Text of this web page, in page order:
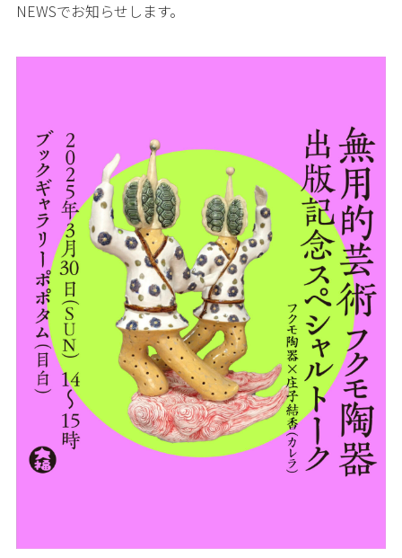
NEWSでお知らせします。